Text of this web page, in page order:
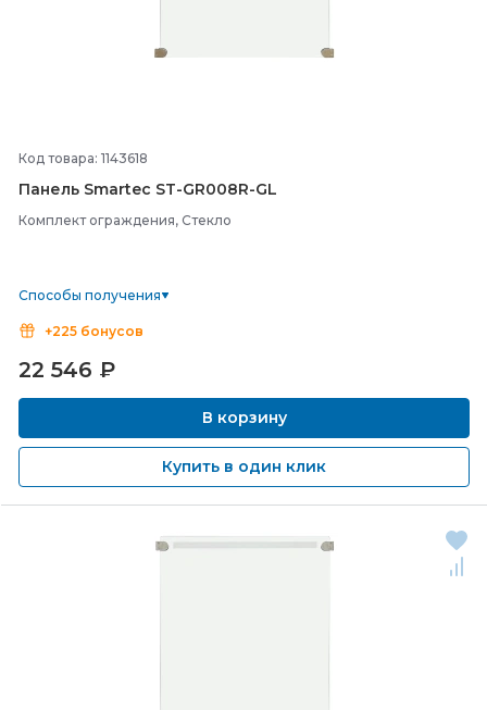
Код товара: 1143618
Панель Smartec ST-GR008R-GL
Комплект ограждения, Стекло
Способы получения
+225 бонусов
22 546 ₽
В корзину
Купить в один клик